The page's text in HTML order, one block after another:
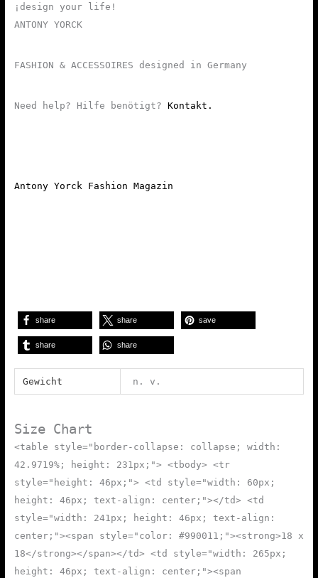
¡design your life!
ANTONY YORCK
FASHION & ACCESSOIRES designed in Germany
Need help? Hilfe benötigt? Kontakt.
Antony Yorck Fashion Magazin
share share save
share share
Gewicht n. v.
Size Chart
<table style="border-collapse: collapse; width:
42.9719%; height: 231px;"> <tbody> <tr
style="height: 46px;"> <td style="width: 60px;
height: 46px; text-align: center;"></td> <td
style="width: 241px; height: 46px; text-align:
center;"><span style="color: #990011;"><strong>18 x
18</strong></span></td> <td style="width: 265px;
height: 46px; text-align: center;"><span